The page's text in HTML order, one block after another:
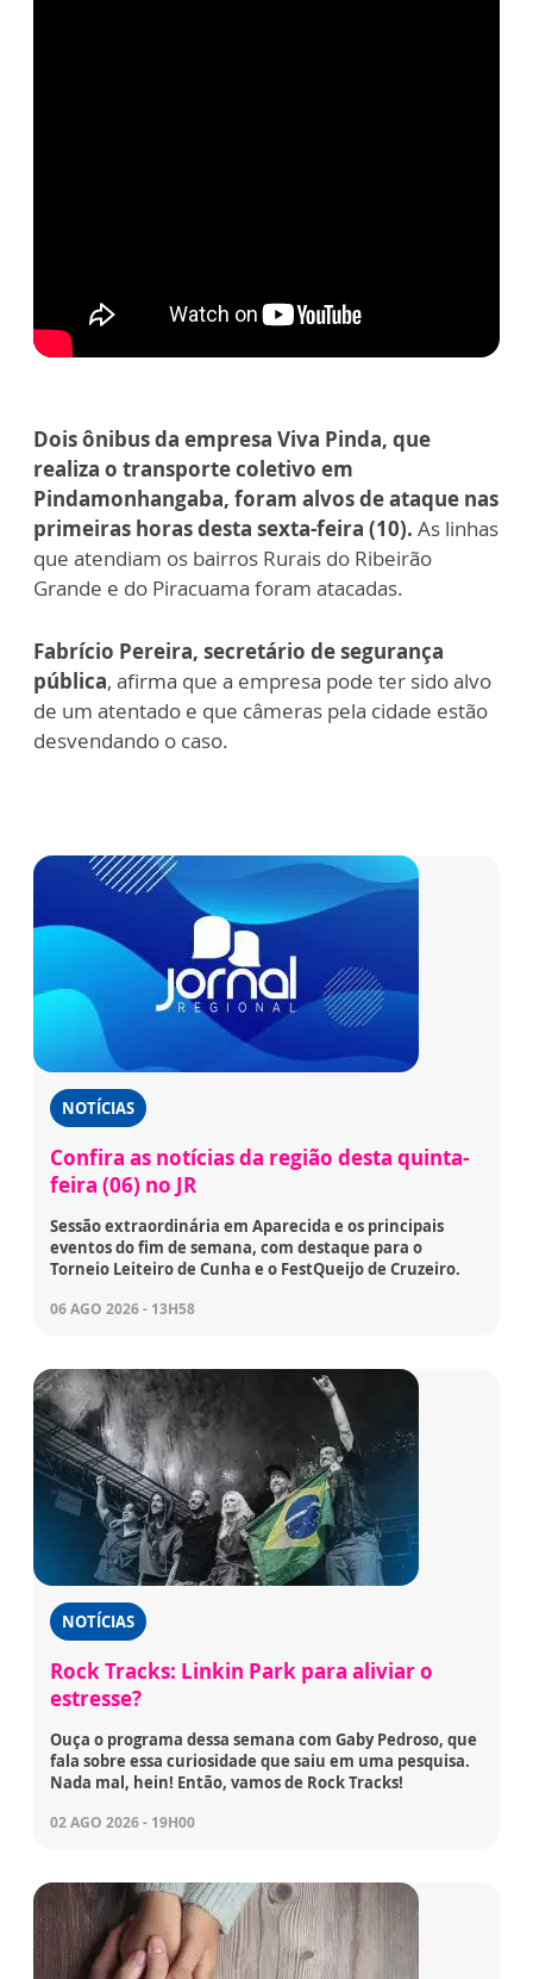
Dois ônibus da empresa Viva Pinda, que
realiza o transporte coletivo em
Pindamonhangaba, foram alvos de ataque nas
primeiras horas desta sexta-feira (10). As linhas
que atendiam os bairros Rurais do Ribeirão
Grande e do Piracuama foram atacadas.
Fabrício Pereira, secretário de segurança
pública, afirma que a empresa pode ter sido alvo
de um atentado e que câmeras pela cidade estão
desvendando o caso.
NOTÍCIAS
Confira as notícias da região desta quinta-
feira (06) no JR
Sessão extraordinária em Aparecida e os principais
eventos do fim de semana, com destaque para o
Torneio Leiteiro de Cunha e o FestQueijo de Cruzeiro.
06 AGO 2026 - 13H58
NOTÍCIAS
Rock Tracks: Linkin Park para aliviar o
estresse?
Ouça o programa dessa semana com Gaby Pedroso, que
fala sobre essa curiosidade que saiu em uma pesquisa.
Nada mal, hein! Então, vamos de Rock Tracks!
02 AGO 2026 - 19H00